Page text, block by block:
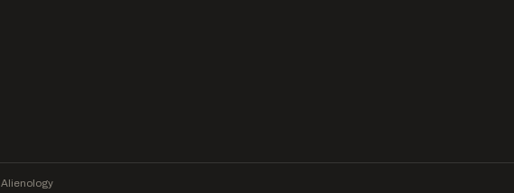
Alienology